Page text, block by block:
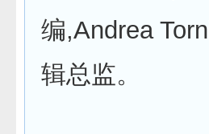
编,Andrea
辑总监。